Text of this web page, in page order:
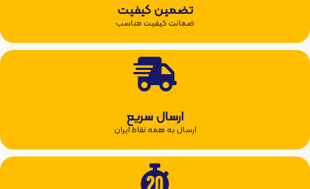
تضمین کیفیت
ضمانت کیفیت مناسب
ارسال سریع
ارسال به همه نقاط ایران